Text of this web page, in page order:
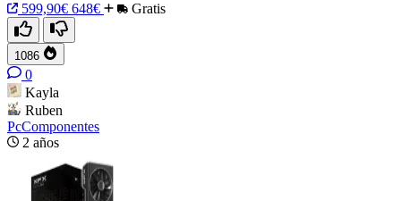
599,90€ 648€ Gratis
1086
0
Kayla
Ruben
PcComponentes
2 años